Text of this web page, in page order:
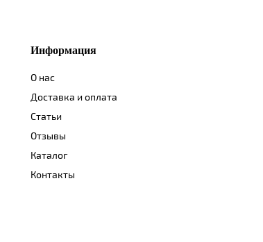
Информация
О нас
Доставка и оплата
Статьи
Отзывы
Каталог
Контакты